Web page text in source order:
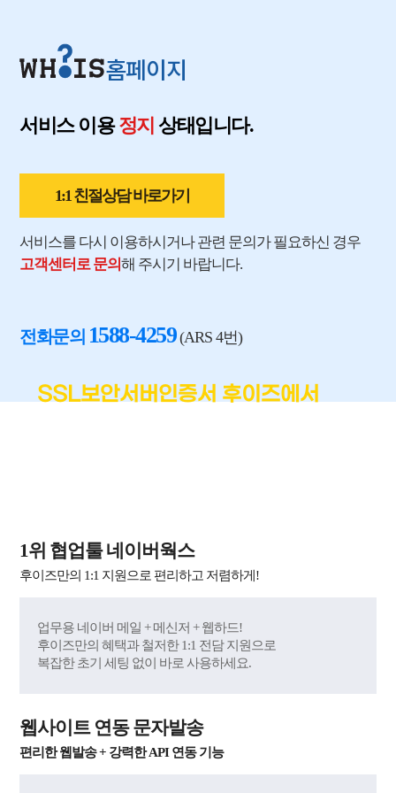
홈페이지
서비스 이용정지 상태입니다.
1:1 친절상담 바로가기
서비스를 다시 이용하시거나 관련 문의가 필요하신 경우
고객센터로 문의해 주시기 바랍니다.
전화문의 1588-4259(ARS 4번)
SSL보안서버인증서 후이즈에서
1위 협업툴 네이버웍스
후이즈만의 1:1 지원으로 편리하고 저렴하게!
업무용 네이버 메일 + 메신저 + 웹하드!
후이즈만의 혜택과 철저한 1:1 전담 지원으로
복잡한 초기 세팅 없이 바로 사용하세요.
웹사이트 연동 문자발송
편리한 웹발송 + 강력한 API 연동 기능